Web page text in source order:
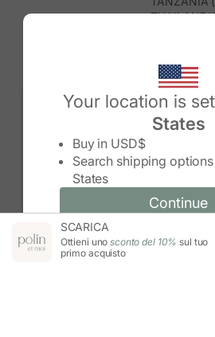
Your location is
States
Buy in USD$
Search shipping
States
Continue
Change country/region
Change
Continue
TONGA
TRINIDAD
TUNISIA
TURCHIA
UNGHERIA
VANUATU
VIETNAM
WALLIS E
SCARICA
Ottieni unosconto del 10% sul tuo
primo acquisto